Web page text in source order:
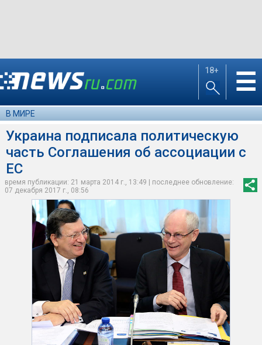
18+ ☰
В МИРЕ
Украина подписала политическую
часть Соглашения об ассоциации с
ЕС
время публикации: 21 марта 2014 г., 13:49 | последнее обновление:
07 декабря 2017 г., 08:56